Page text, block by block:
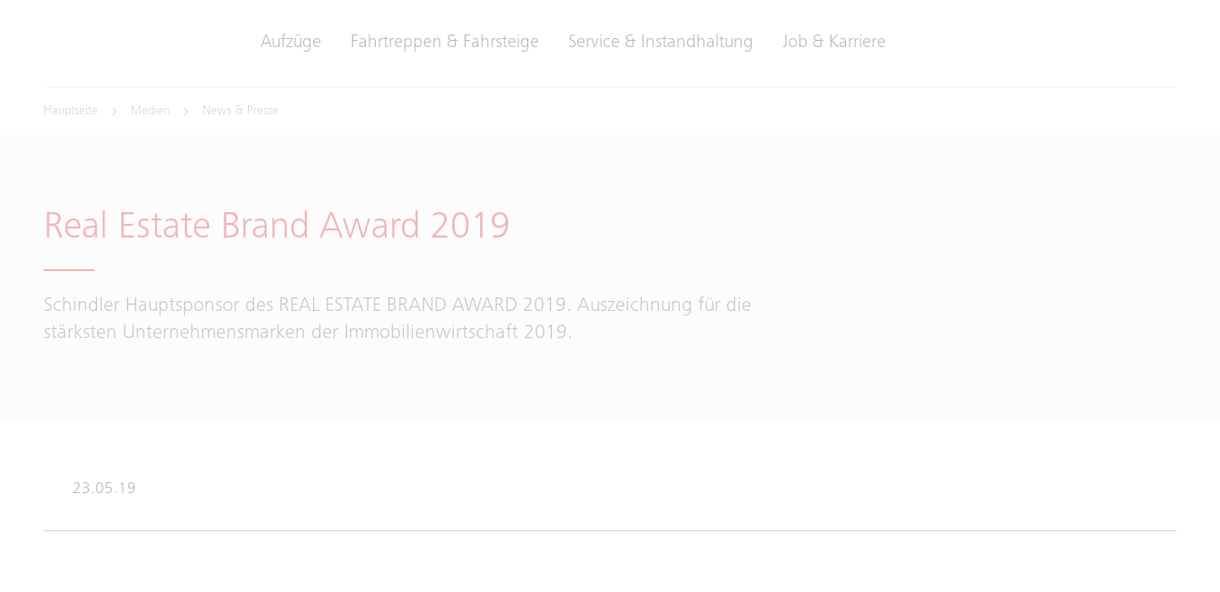
Aufzüge Fahrtreppen & Fahrsteige Service & Instandhaltung Job & Karriere
Hauptseite Medien News & Presse
Real Estate Brand Award 2019
Schindler Hauptsponsor des REAL ESTATE BRAND AWARD 2019. Auszeichnung für die
stärksten Unternehmensmarken der Immobilienwirtschaft 2019.
23.05.19